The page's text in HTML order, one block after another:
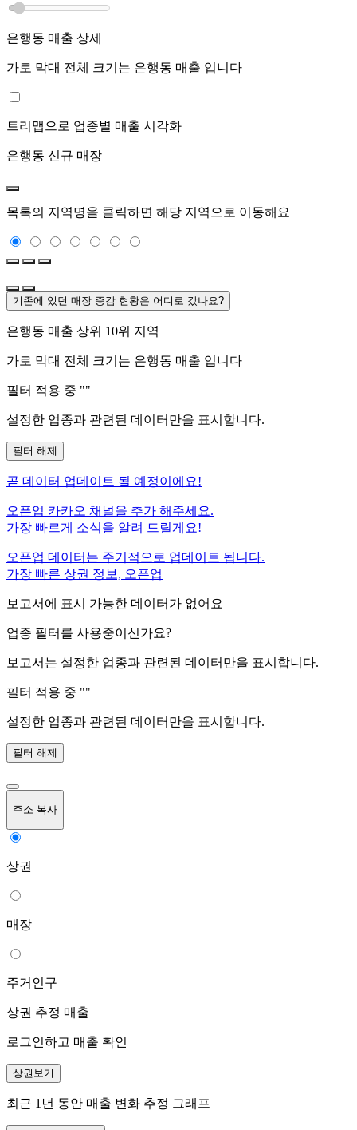
은행동 매출 상세
가로 막대 전체 크기는 은행동 매출 입니다
트리맵으로 업종별 매출 시각화
은행동 신규 매장
목록의 지역명을 클릭하면 해당 지역으로 이동해요
기존에 있던 매장 증감 현황은 어디로 갔나요?
은행동 매출 상위 10위 지역
가로 막대 전체 크기는 은행동 매출 입니다
필터 적용 중 ""
설정한 업종과 관련된 데이터만을 표시합니다.
필터 해제
곧 데이터 업데이트 될 예정이에요!
오픈업 카카오 채널을 추가 해주세요.
가장 빠르게 소식을 알려 드릴게요!
오픈업 데이터는 주기적으로 업데이트 됩니다.
가장 빠른 상권 정보, 오픈업
보고서에 표시 가능한 데이터가 없어요
업종 필터를 사용중이신가요?
보고서는 설정한 업종과 관련된 데이터만을 표시합니다.
필터 적용 중 ""
설정한 업종과 관련된 데이터만을 표시합니다.
필터 해제
주소 복사
상권
매장
주거인구
상권 추정 매출
로그인하고 매출 확인
상권보기
최근 1년 동안 매출 변화 추정 그래프